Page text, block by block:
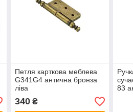
Петля карткова меблева
G341G4 антична бронза
ліва
340₴
83